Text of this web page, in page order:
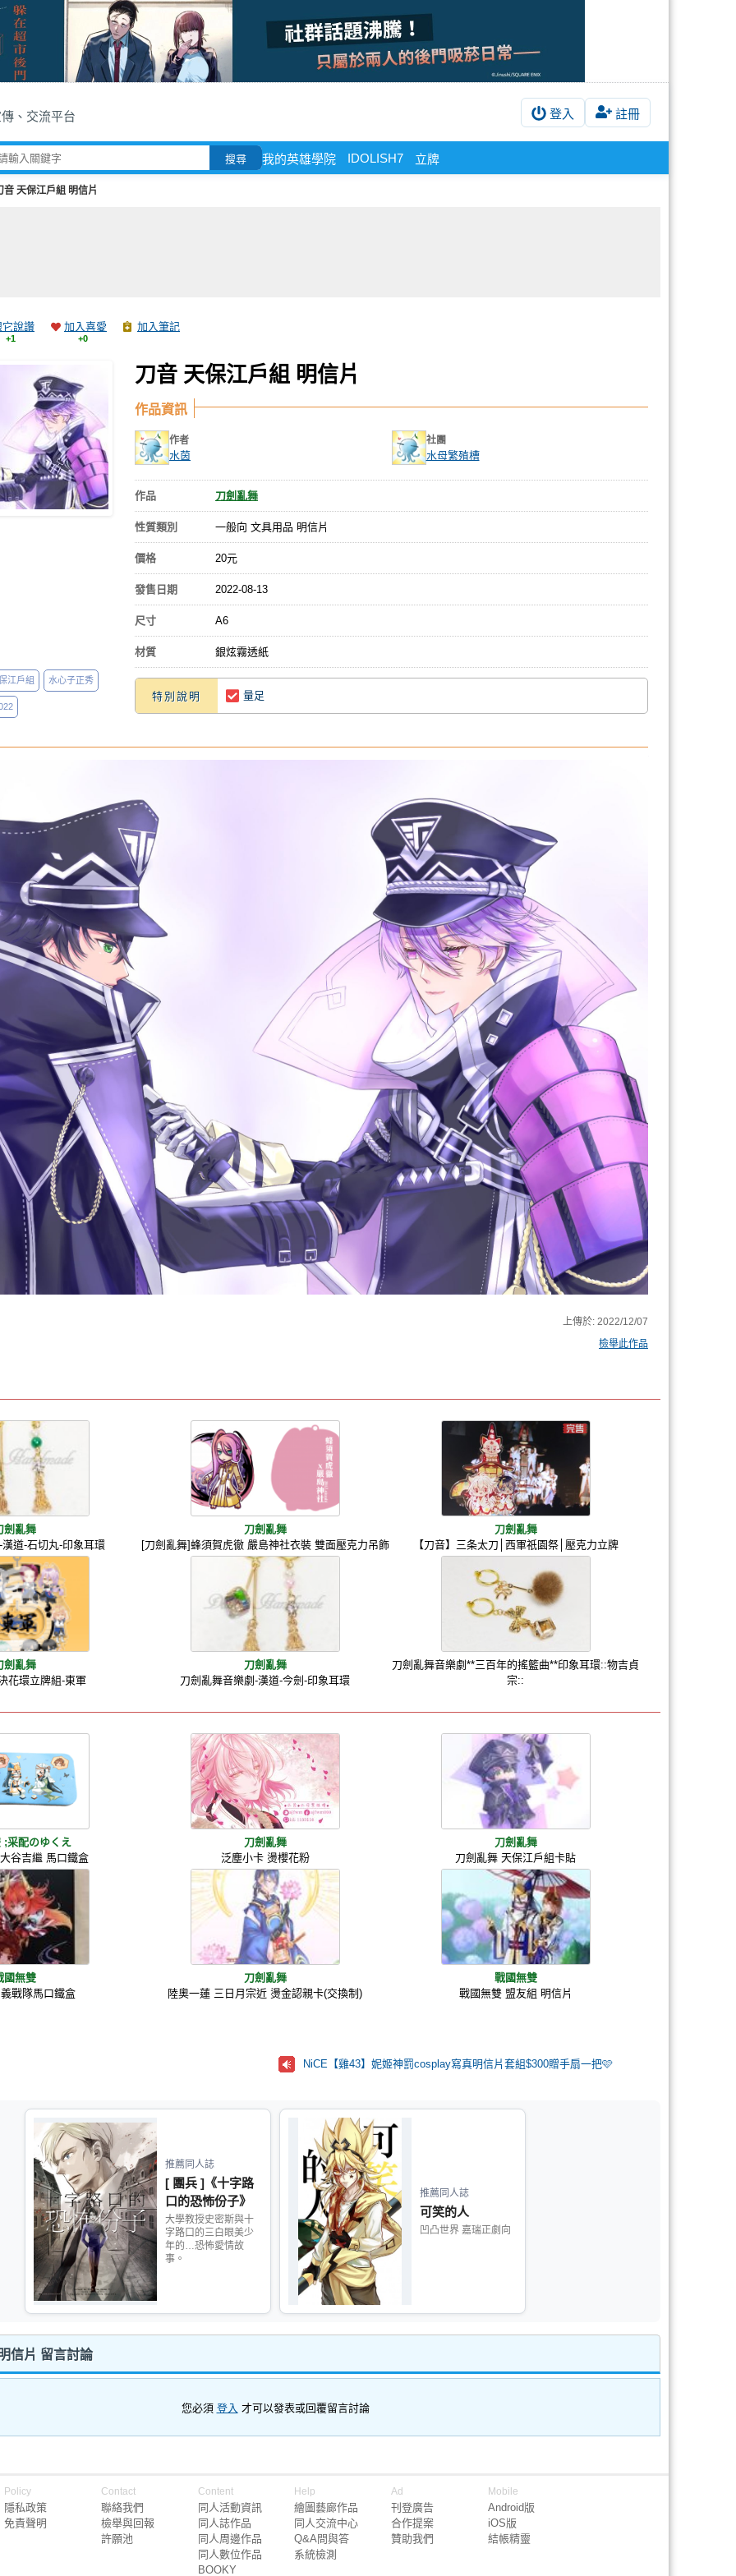
、交流平台 登入 註冊
搜尋 我的英雄學院 IDOLISH7 立牌
音 天保江戶組 明信片
它說讚
+1
加入喜愛
+0
加入筆記
刀音 天保江戶組 明信片
江戶組 水心子正秀
作品資訊
作者
水茵
社團
水母繁殖槽
作品 刀劍亂舞
性質類別 一般向 文具用品 明信片
價格 20元
發售日期 2022-08-13
尺寸 A6
材質 銀炫霧透紙
特別說明 量足
上傳於: 2022/12/07
檢舉此作品
劍亂舞
道-石切丸-印象耳環
刀劍亂舞
[刀劍亂舞]蜂須賀虎徹 嚴島神社衣裝 雙面壓克力吊飾
刀劍亂舞
【刀音】三条太刀│西軍祇園祭│壓克力立牌
劍亂舞
花環立牌組-東軍
刀劍亂舞
刀劍亂舞音樂劇-漢道-今劍-印象耳環
刀劍亂舞音樂劇**三百年的搖籃曲**印象耳環::物吉貞
宗::
;采配のゆくえ
谷吉繼 馬口鐵盒
刀劍亂舞
泛塵小卡 燙櫻花粉
刀劍亂舞
刀劍亂舞 天保江戶組卡貼
國無雙
戰隊馬口鐵盒
刀劍亂舞
陸奧一蓮 三日月宗近 燙金認親卡(交換制)
戰國無雙
戰國無雙 盟友組 明信片
NiCE【雞43】妮姬神罰cosplay寫真明信片套組$300贈手扇一把🩷
推薦同人誌
[ 團兵 ]《十字路
口的恐怖份子》
大學教授史密斯與十
字路口的三白眼美少
年的…恐怖愛情故
事。
推薦同人誌
可笑的人
凹凸世界 嘉瑞正劇向
信片 留言討論
您必須 登入 才可以發表或回覆留言討論
Policy
隱私政策
免責聲明
Contact
聯絡我們
檢舉與回報
許願池
Content
同人活動資訊
同人誌作品
同人周邊作品
同人數位作品
BOOKY
Help
繪圖藝廊作品
同人交流中心
Q&A問與答
系統檢測
Ad
刊登廣告
合作提案
贊助我們
Mobile
Android版
iOS版
結帳精靈